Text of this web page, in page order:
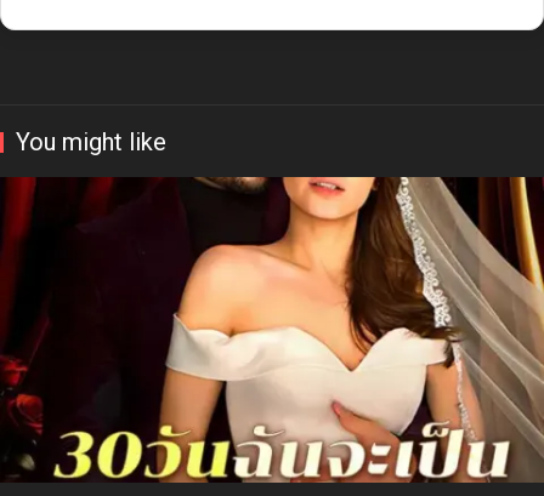
You might like